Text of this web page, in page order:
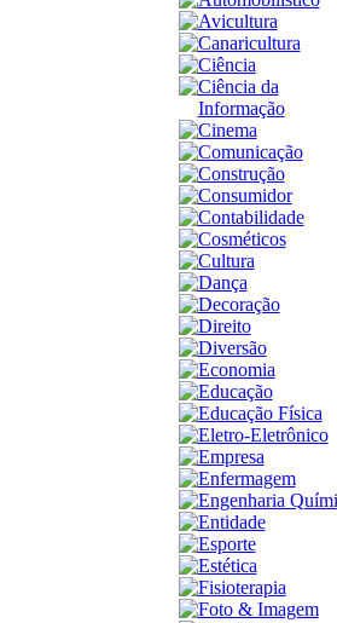
Avicultura
Canaricultura
Ciência
Ciência da
Informação
Cinema
Comunicação
Construção
Consumidor
Contabilidade
Cosméticos
Cultura
Dança
Decoração
Direito
Diversão
Economia
Educação
Educação Física
Eletro-Eletrônico
Empresa
Enfermagem
Engenharia
Entidade
Esporte
Estética
Fisioterapia
Foto & Imagem